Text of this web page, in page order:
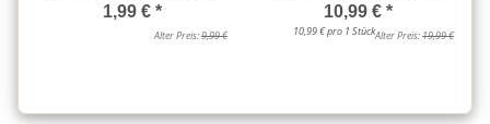
1,99 € *
Alter Preis:9,99 €
10,99 € *
10,99 € pro 1 StückAlter Preis:19,99 €